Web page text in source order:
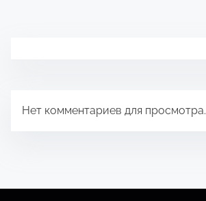
Нет комментариев для просмотра.